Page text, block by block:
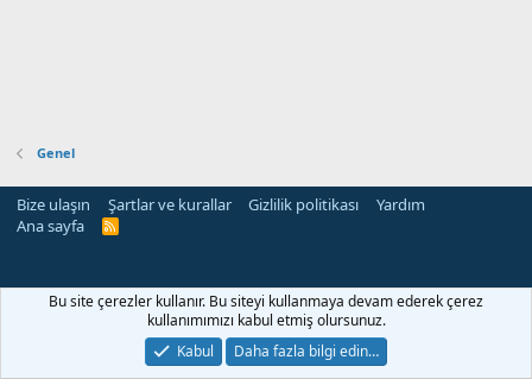
Genel
Bize ulaşın Şartlar ve kurallar Gizlilik politikası
Yardım
Ana sayfa
R
siteleri
Bu site çerezler kullanır. Bu siteyi kullanmaya devam ederek çerez
kullanımımızı kabul etmiş olursunuz.
Kabul
Daha fazla bilgi edin…